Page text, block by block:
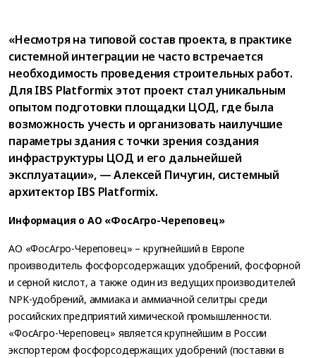
«Несмотря на типовой состав проекта, в практике
системной интеграции не часто встречается
необходимость проведения строительных работ.
Для IBS Platformix этот проект стал уникальным
опытом подготовки площадки ЦОД, где была
возможность учесть и организовать наилучшие
параметры здания с точки зрения создания
инфраструктуры ЦОД и его дальнейшей
эксплуатации», — Алексей Пичугин, системный
архитектор IBS Platformix.
Информация о АО «ФосАгро-Череповец»
АО «ФосАгро-Череповец» – крупнейший в Европе
производитель фосфорсодержащих удобрений, фосфорной
и серной кислот, а также один из ведущих производителей
NPK-удобрений, аммиака и аммиачной селитры среди
российских предприятий химической промышленности.
«ФосАгро-Череповец» является крупнейшим в России
экспортером фосфорсодержащих удобрений (поставки в